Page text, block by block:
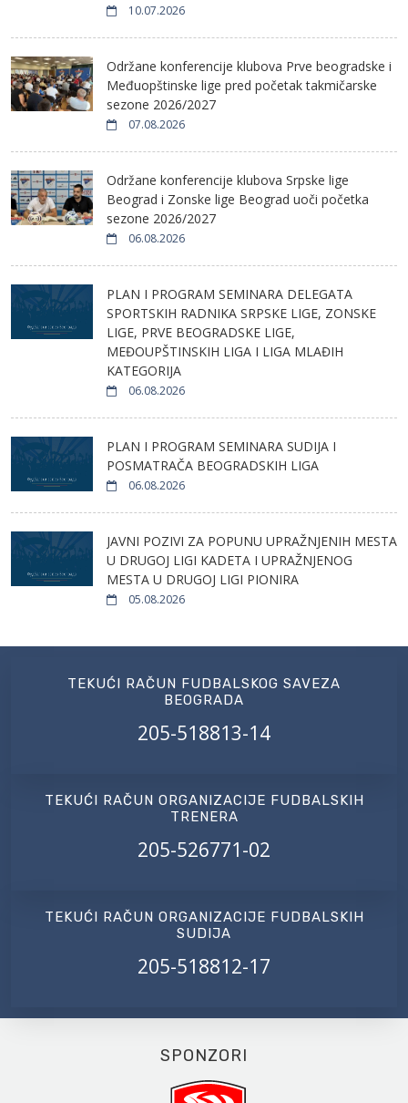
10.07.2026
Održane konferencije klubova Prve beogradske i
Međuopštinske lige pred početak takmičarske
sezone 2026/2027
07.08.2026
Održane konferencije klubova Srpske lige
Beograd i Zonske lige Beograd uoči početka
sezone 2026/2027
06.08.2026
PLAN I PROGRAM SEMINARA DELEGATA
SPORTSKIH RADNIKA SRPSKE LIGE, ZONSKE
LIGE, PRVE BEOGRADSKE LIGE,
MEĐOUPŠTINSKIH LIGA I LIGA MLAĐIH
KATEGORIJA
06.08.2026
PLAN I PROGRAM SEMINARA SUDIJA I
POSMATRAČA BEOGRADSKIH LIGA
06.08.2026
JAVNI POZIVI ZA POPUNU UPRAŽNJENIH MESTA
U DRUGOJ LIGI KADETA I UPRAŽNJENOG
MESTA U DRUGOJ LIGI PIONIRA
05.08.2026
TEKUĆI RAČUN FUDBALSKOG SAVEZA
BEOGRADA
205-518813-14
TEKUĆI RAČUN ORGANIZACIJE FUDBALSKIH
TRENERA
205-526771-02
TEKUĆI RAČUN ORGANIZACIJE FUDBALSKIH
SUDIJA
205-518812-17
SPONZORI